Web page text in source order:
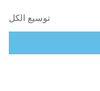
توسيع الكل